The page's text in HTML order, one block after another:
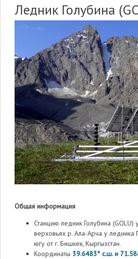
Ледник Голубина
Общая информация
Станцию ледник Голубина (GOLU)
верховьях р. Ала-Арча у ледника
югу от г. Бишкек, Кыргызстан.
Координаты 39.6483° с.ш. и